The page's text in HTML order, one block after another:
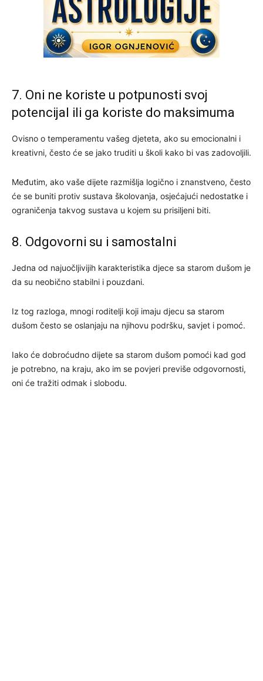
7. Oni ne koriste u potpunosti svoj
potencijal ili ga koriste do maksimuma
Ovisno o temperamentu vašeg djeteta, ako su emocionalni i
kreativni, često će se jako truditi u školi kako bi vas zadovoljili.
Međutim, ako vaše dijete razmišlja logično i znanstveno, često
će se buniti protiv sustava školovanja, osjećajući nedostatke i
ograničenja takvog sustava u kojem su prisiljeni biti.
8. Odgovorni su i samostalni
Jedna od najuočljivijih karakteristika djece sa starom dušom je
da su neobično stabilni i pouzdani.
Iz tog razloga, mnogi roditelji koji imaju djecu sa starom
dušom često se oslanjaju na njihovu podršku, savjet i pomoć.
Iako će dobroćudno dijete sa starom dušom pomoći kad god
je potrebno, na kraju, ako im se povjeri previše odgovornosti,
oni će tražiti odmak i slobodu.